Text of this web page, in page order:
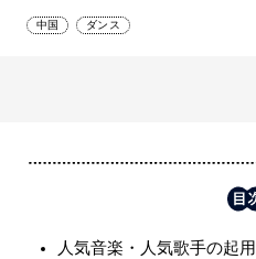
中国 ダンス
人気音楽・人気歌手の起用